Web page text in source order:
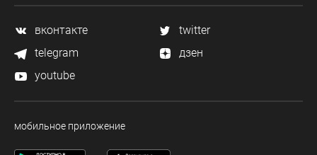
вконтакте
twitter
telegram
дзен
youtube
мобильное приложение